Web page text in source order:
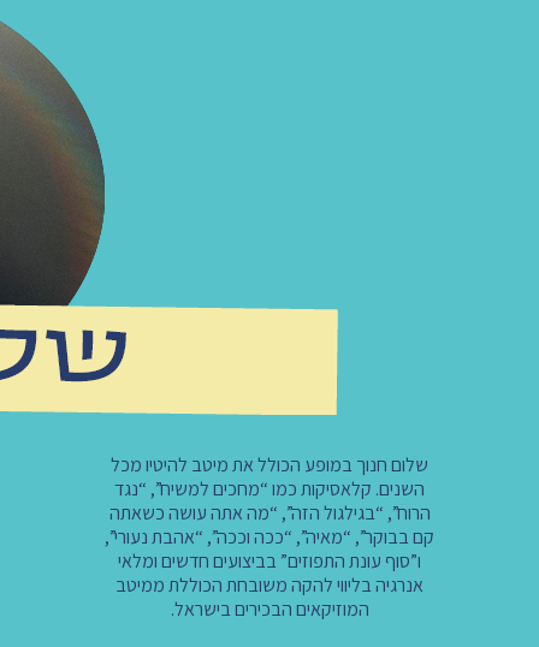
שלום חנוך במופע הכולל את מיטב להיטיו מכל
השנים. קלאסיקות כמו “מחכים למשיח”, “נגד
הרוח”, “בגילגול הזה”, “מה אתה עושה כשאתה
קם בבוקר”, “מאיה”, “ככה וככה”, “אהבת נעורי”,
ו”סוף עונת התפוזים” בביצועים חדשים ומלאי
אנרגיה בליווי להקה משובחת הכוללת ממיטב
המוזיקאים הבכירים בישראל.